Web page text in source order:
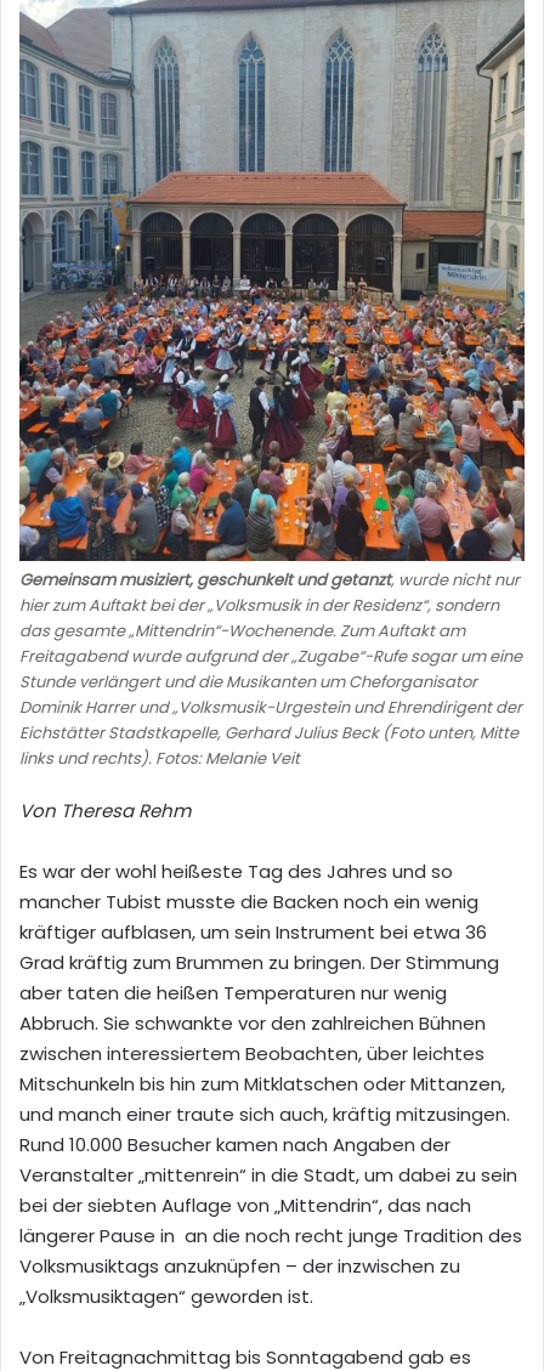
Gemeinsam musiziert, geschunkelt und getanzt, wurde nicht nur
hier zum Auftakt bei der „Volksmusik in der Residenz“, sondern
das gesamte „Mittendrin“-Wochenende. Zum Auftakt am
Freitagabend wurde aufgrund der „Zugabe“-Rufe sogar um eine
Stunde verlängert und die Musikanten um Cheforganisator
Dominik Harrer und „Volksmusik-Urgestein und Ehrendirigent der
Eichstätter Stadstkapelle, Gerhard Julius Beck (Foto unten, Mitte
links und rechts). Fotos: Melanie Veit
Von Theresa Rehm
Es war der wohl heißeste Tag des Jahres und so
mancher Tubist musste die Backen noch ein wenig
kräftiger aufblasen, um sein Instrument bei etwa 36
Grad kräftig zum Brummen zu bringen. Der Stimmung
aber taten die heißen Temperaturen nur wenig
Abbruch. Sie schwankte vor den zahlreichen Bühnen
zwischen interessiertem Beobachten, über leichtes
Mitschunkeln bis hin zum Mitklatschen oder Mittanzen,
und manch einer traute sich auch, kräftig mitzusingen.
Rund 10.000 Besucher kamen nach Angaben der
Veranstalter „mittenrein“ in die Stadt, um dabei zu sein
bei der siebten Auflage von „Mittendrin“, das nach
längerer Pause in an die noch recht junge Tradition des
Volksmusiktags anzuknüpfen – der inzwischen zu
„Volksmusiktagen“ geworden ist.
Von Freitagnachmittag bis Sonntagabend gab es